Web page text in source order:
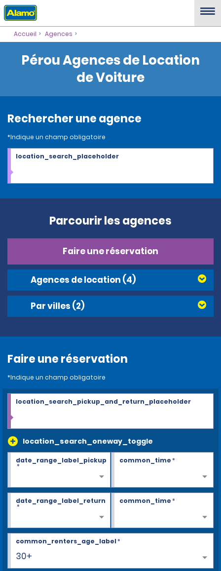
Accueil Agences
Pérou Agences de Location
de Voiture
Rechercher une agence
*Indique un champ obligatoire
location_search_placeholder
Parcourir les agences
Faire une réservation
Agences de location (4)
Par villes (2)
Faire une réservation
*Indique un champ obligatoire
location_search_oneway_toggle
location_search_pickup_and_return_placeholder
date_range_label_pickup
*
common_time*
date_range_label_return
*
common_time*
30+
common_renters_age_label*